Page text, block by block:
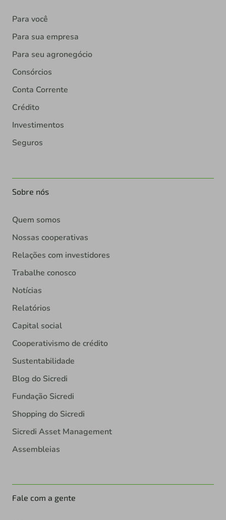
Para você
Para sua empresa
Para seu agronegócio
Consórcios
Conta Corrente
Crédito
Investimentos
Seguros
Sobre nós
Quem somos
Nossas cooperativas
Relações com investidores
Trabalhe conosco
Notícias
Relatórios
Capital social
Cooperativismo de crédito
Sustentabilidade
Blog do Sicredi
Fundação Sicredi
Shopping do Sicredi
Sicredi Asset Management
Assembleias
Fale com a gente